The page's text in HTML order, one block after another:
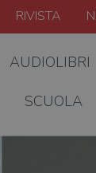
RIVISTA
AUDIOLIBRI
SCUOLA